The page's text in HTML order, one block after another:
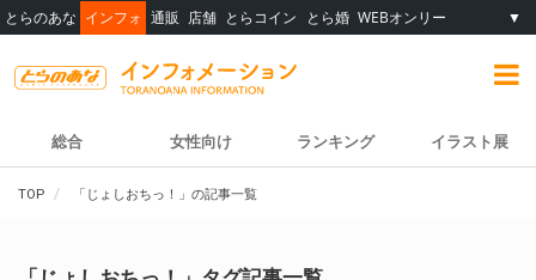
とらのあな インフォ 通販 店舗 とらコイン とら婚 WEBオンリー ▼
総合 女性向け ランキング イラスト展
TOP 「じょしおちっ！」の記事一覧